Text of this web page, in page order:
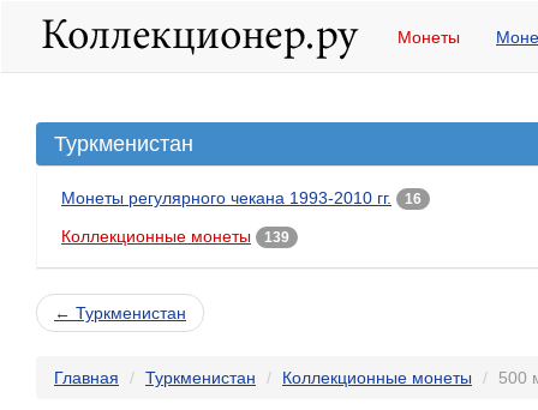
Монеты
Туркменистан
Монеты регулярного чекана 1993-2010 гг. 16
Коллекционные монеты 139
← Туркменистан
Главная Туркменистан Коллекционные монеты 500